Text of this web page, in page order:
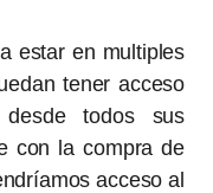
estar en multiples
tener acceso
todos sus
con la compra de
acceso al